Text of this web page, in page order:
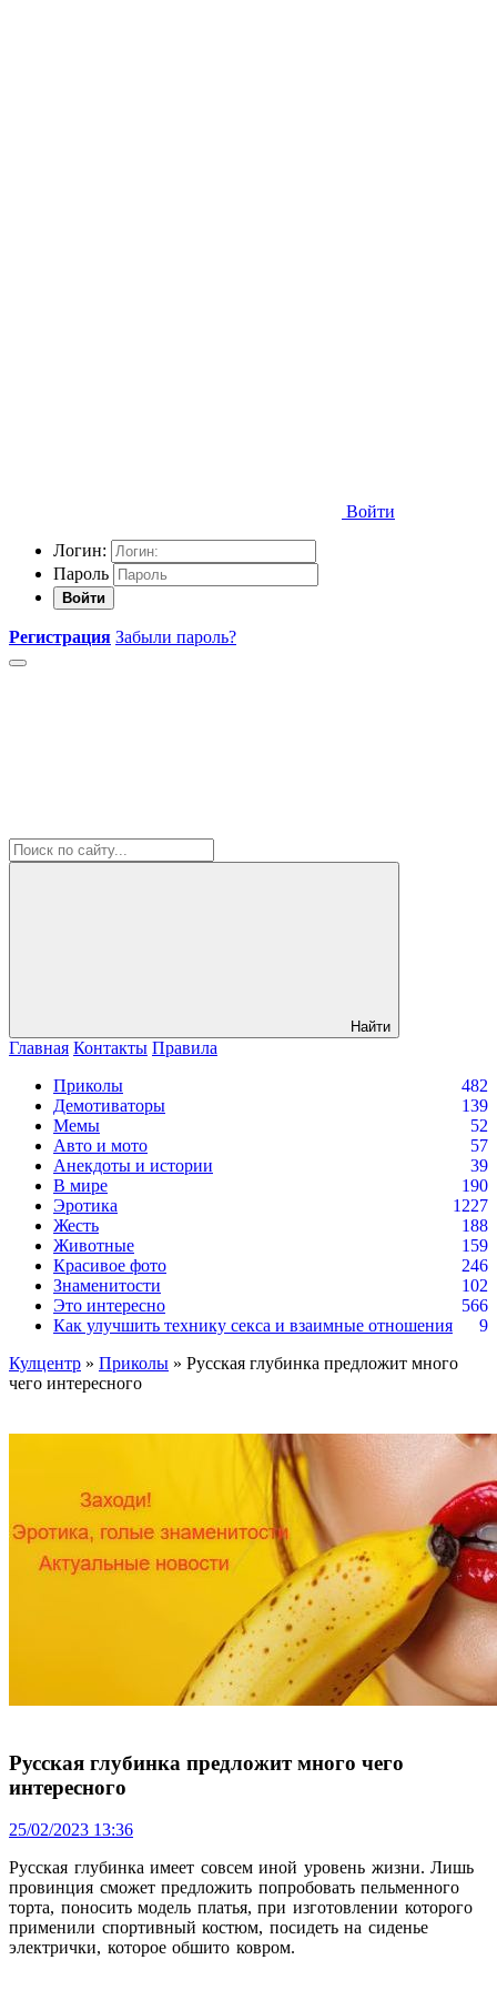
Войти
Логин:
Пароль
Войти
Регистрация Забыли пароль?
Найти
Главная Контакты Правила
Приколы
482
Демотиваторы
139
Мемы
52
Авто и мото
57
Анекдоты и истории
39
В мире
190
Эротика
1227
Жесть
188
Животные
159
Красивое фото
246
Знаменитости
102
Это интересно
566
Как улучшить технику секса и взаимные отношения
9
Кулцентр » Приколы » Русская глубинка предложит много
чего интересного
Русская глубинка предложит много чего
интересного
25/02/2023 13:36
Русская глубинка имеет совсем иной уровень жизни. Лишь
провинция сможет предложить попробовать пельменного
торта, поносить модель платья, при изготовлении которого
применили спортивный костюм, посидеть на сиденье
электрички, которое обшито ковром.